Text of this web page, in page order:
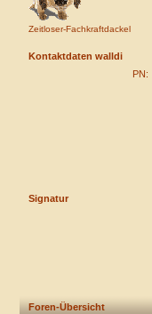
Zeitloser-Fachkraftdackel
Kontaktdaten walldi
PN:
Signatur
Foren-Übersicht